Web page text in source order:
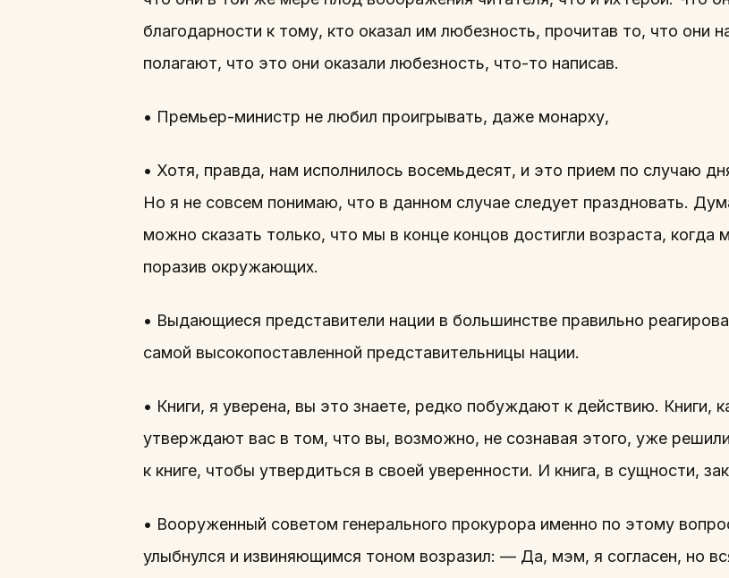
благодарности к тому, кто оказал им любезность, прочитав то, что они
полагают, что это они оказали любезность, что-то написав.
• Премьер-министр не любил проигрывать, даже монарху,
• Хотя, правда, нам исполнилось восемьдесят, и это прием по случаю
Но я не совсем понимаю, что в данном случае следует праздновать.
можно сказать только, что мы в конце концов достигли возраста, когда
поразив окружающих.
• Выдающиеся представители нации в большинстве правильно
самой высокопоставленной представительницы нации.
• Книги, я уверена, вы это знаете, редко побуждают к действию. Книги,
утверждают вас в том, что вы, возможно, не сознавая этого, уже
к книге, чтобы утвердиться в своей уверенности. И книга, в сущности,
• Вооруженный советом генерального прокурора именно по этому
улыбнулся и извиняющимся тоном возразил: — Да, мэм, я согласен, но